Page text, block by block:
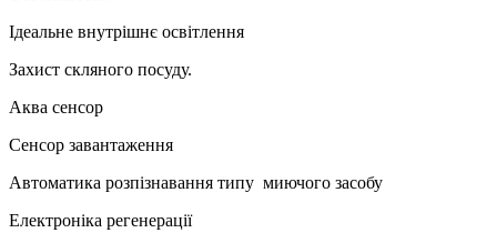
Ідеальне внутрішнє освітлення
Захист скляного посуду.
Аква сенсор
Сенсор завантаження
Автоматика розпізнавання типу миючого засобу
Електроніка регенерації